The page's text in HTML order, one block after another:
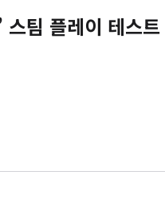
팀 플레이 테스트